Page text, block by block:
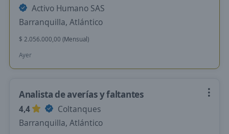
Activo Humano SAS
Barranquilla, Atlántico
$ 2.056.000,00 (Mensual)
Ayer
Analista de averías y faltantes
4,4
Coltanques
Barranquilla, Atlántico